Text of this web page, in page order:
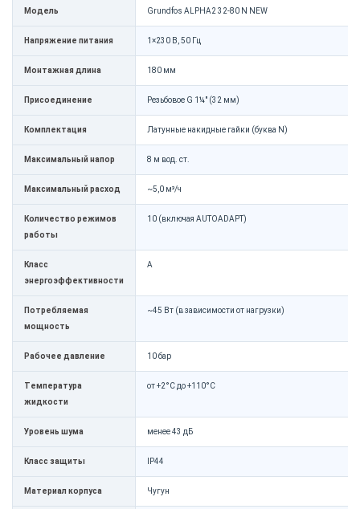
Модель Grundfos ALPHA2 32-80 N NEW
Напряжение питания 1×230 В, 50 Гц
Монтажная длина 180 мм
Присоединение Резьбовое G 1¼" (32 мм)
Комплектация Латунные накидные гайки (буква N)
Максимальный напор 8 м вод. ст.
Максимальный расход ~5,0 м³/ч
Количество режимов
работы
10 (включая AUTOADAPT)
Класс
энергоэффективности
A
Потребляемая
мощность
~45 Вт (в зависимости от нагрузки)
Рабочее давление 10 бар
Температура
жидкости
от +2°C до +110°C
Уровень шума менее 43 дБ
Класс защиты IP44
Материал корпуса Чугун